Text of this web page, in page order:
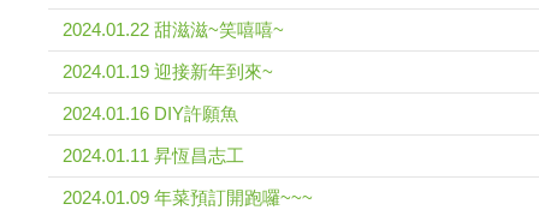
2024.01.22 甜滋滋~笑嘻嘻~
2024.01.19 迎接新年到來~
2024.01.16 DIY許願魚
2024.01.11 昇恆昌志工
2024.01.09 年菜預訂開跑囉~~~